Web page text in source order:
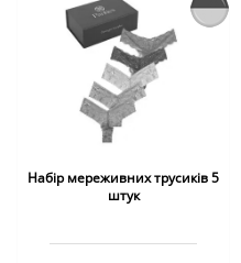
Набір мереживних трусиків 5
штук